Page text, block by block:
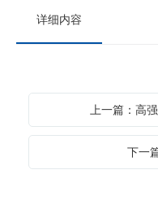
详细内容
上一篇：高
下一